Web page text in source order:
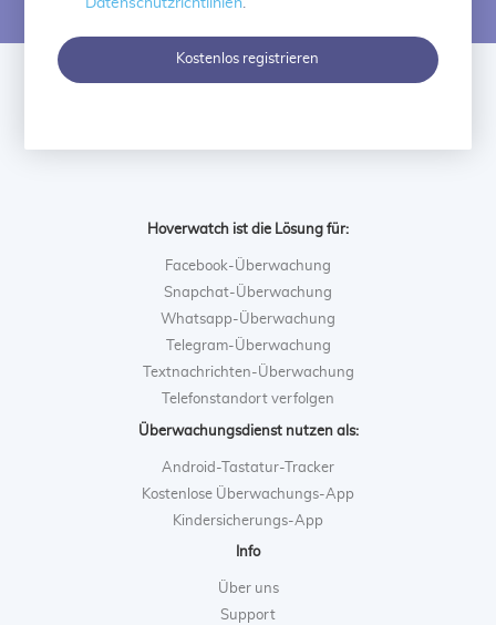
Datenschutzrichtlinien.
Kostenlos registrieren
Hoverwatch ist die Lösung für:
Facebook-Überwachung
Snapchat-Überwachung
Whatsapp-Überwachung
Telegram-Überwachung
Textnachrichten-Überwachung
Telefonstandort verfolgen
Überwachungsdienst nutzen als:
Android-Tastatur-Tracker
Kostenlose Überwachungs-App
Kindersicherungs-App
Info
Über uns
Support